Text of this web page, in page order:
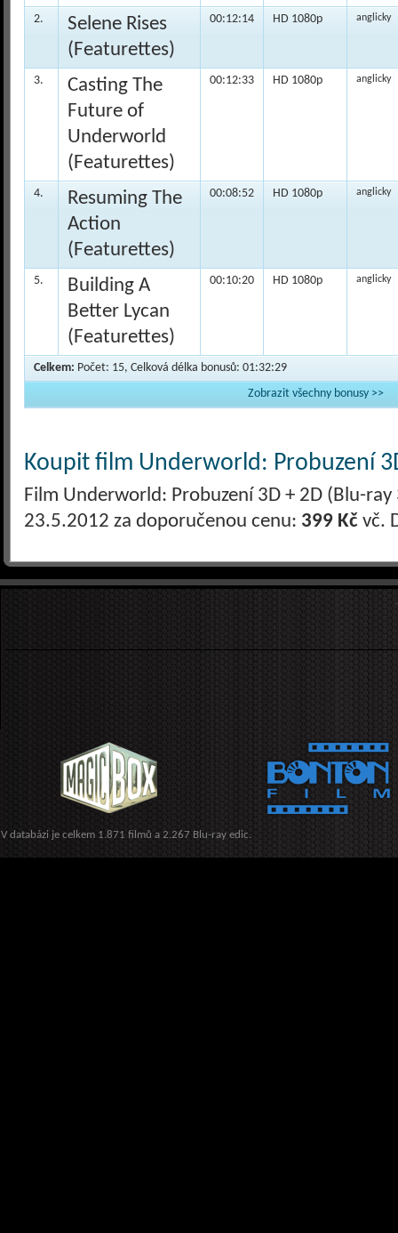
2.
Selene Rises
(Featurettes)
00:12:14 HD 1080p anglicky
3.
Casting The
Future of
Underworld
(Featurettes)
00:12:33 HD 1080p anglicky
4.
Resuming The
Action
(Featurettes)
00:08:52 HD 1080p anglicky
5.
Building A
Better Lycan
(Featurettes)
00:10:20 HD 1080p anglicky
Celkem: Počet: 15, Celková délka bonusů: 01:32:29
Zobrazit všechny bonusy >>
Koupit film Underworld: Probuzení
Film Underworld: Probuzení 3D + 2D (Blu-
23.5.2012 za doporučenou cenu: 399 Kč vč.
V databázi je celkem 1.871 filmů a 2.267 Blu-ray edic.